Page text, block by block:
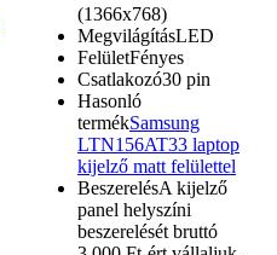
(1366x768)
MegvilágításLED
FelületFényes
Csatlakozó30 pin
Hasonló
termékSamsung
LTN156AT33 laptop
kijelző matt felülettel
BeszerelésA kijelző
panel helyszíni
beszerelését bruttó